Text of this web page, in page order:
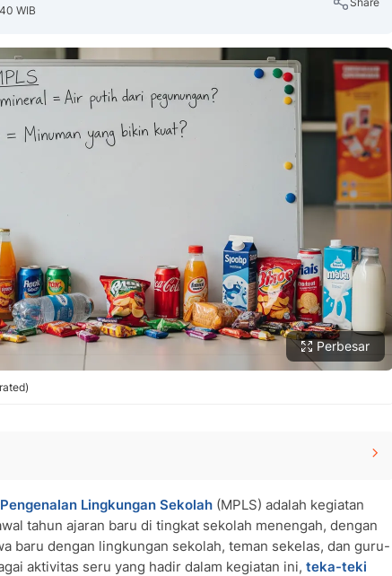
WIB
Copy Link
Perbesar
Minuman beserta Jawabannya
dan Isotonik
Lingkungan Sekolah (MPLS) adalah kegiatan
tahun ajaran baru di tingkat sekolah menengah, dengan
baru dengan lingkungan sekolah, teman sekelas, dan guru-
aktivitas seru yang hadir dalam kegiatan ini, teka-teki